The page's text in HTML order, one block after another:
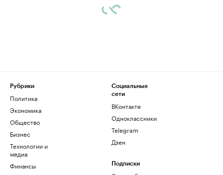
Рубрики
Политика
Экономика
Общество
Бизнес
Технологии и
медиа
Финансы
Социальные
сети
ВКонтакте
Одноклассники
Telegram
Дзен
Подписки